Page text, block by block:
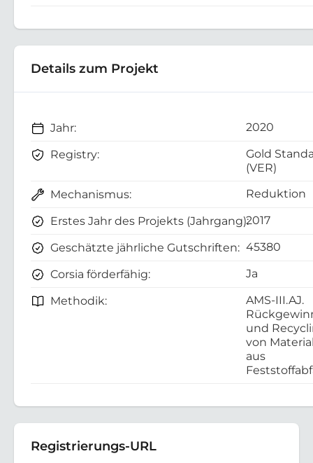
Details zum Projekt
Jahr: 2020
Registry:
Gold
(VER)
Mechanismus:
Reduktion
Erstes Jahr des Projekts (Jahrgang):2017
Geschätzte jährliche Gutschriften: 45380
Corsia förderfähig: Ja
Methodik:
AMS-III.AJ.
und
von
aus
Registrierungs-URL